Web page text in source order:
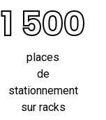
1 500
places
de
stationnement
sur racks